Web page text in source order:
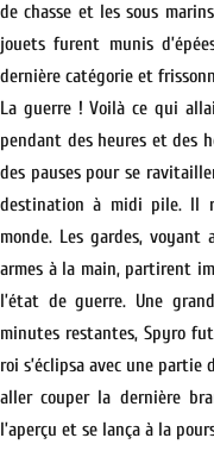
de chasse et les sous
jouets furent munis
dernière catégorie et
La guerre ! Voilà ce qui
pendant des heures et des
des pauses pour se
destination à midi pile. Il
monde. Les gardes,
armes à la main, partirent
l’état de guerre. Une
minutes restantes, Spyro
roi s’éclipsa avec une
aller couper la dernière
l’aperçu et se lança à la